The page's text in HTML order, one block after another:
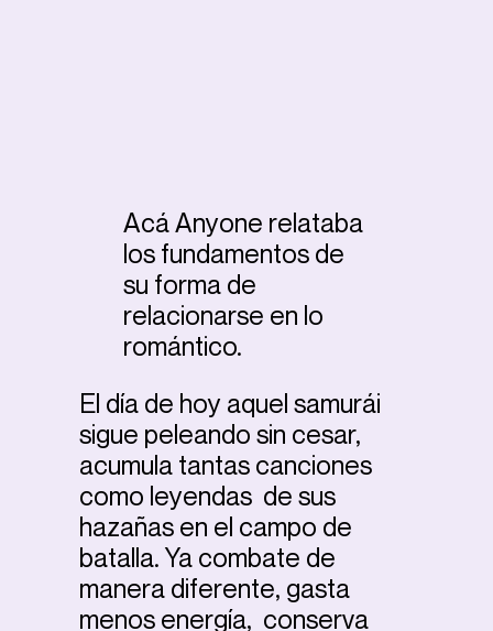
Acá Anyone relataba
los fundamentos de
su forma de
relacionarse en lo
romántico.
El día de hoy aquel samurái
sigue peleando sin cesar,
acumula tantas canciones
como leyendas de sus
hazañas en el campo de
batalla. Ya combate de
manera diferente, gasta
menos energía, conserva